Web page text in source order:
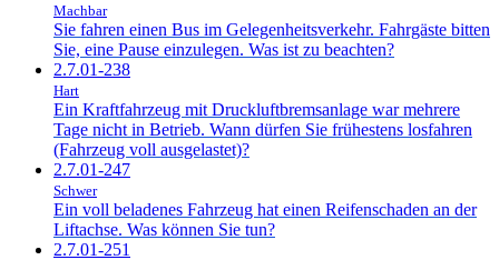
Machbar
Sie fahren einen Bus im Gelegenheitsverkehr. Fahrgäste bitten
Sie, eine Pause einzulegen. Was ist zu beachten?
2.7.01-238
Hart
Ein Kraftfahrzeug mit Druckluftbremsanlage war mehrere
Tage nicht in Betrieb. Wann dürfen Sie frühestens losfahren
(Fahrzeug voll ausgelastet)?
2.7.01-247
Schwer
Ein voll beladenes Fahrzeug hat einen Reifenschaden an der
Liftachse. Was können Sie tun?
2.7.01-251